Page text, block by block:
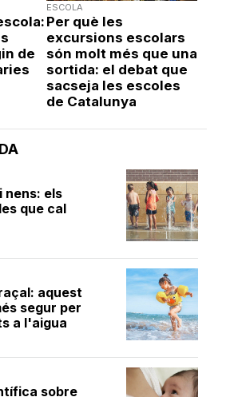
nens: els
que cal
aquest
segur per
a l'aigua
sobre
de
ESCOLA
Per què les
excursions escolars
són molt més que una
sortida: el debat que
sacseja les escoles
de Catalunya